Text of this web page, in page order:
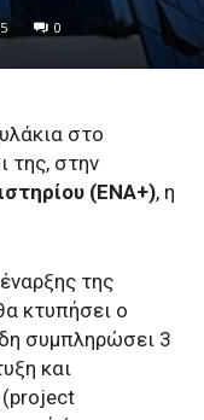
0
στο
της, στην
(ΕΝΑ+), η
της
κτυπήσει ο
συμπληρώσει 3
και
(project